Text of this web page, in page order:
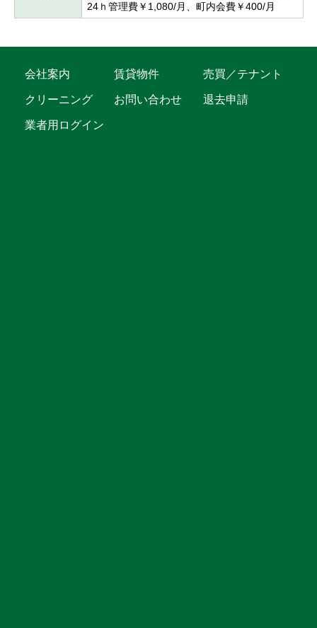
24ｈ管理費￥1,080/月、町内会費￥400/月
会社案内 賃貸物件
売買／テナント
クリーニング
お問い合わせ
退去申請
業者用ログイン